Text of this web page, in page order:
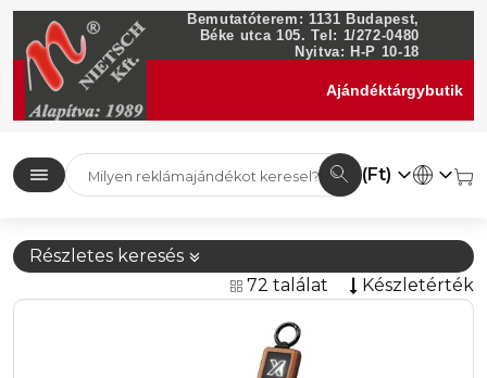
Bemutatóterem: 1131 Budapest,
Béke utca 105. Tel: 1/272-0480
Nyitva: H-P 10-18
Ajándéktárgybutik
(Ft)
Részletes keresés
72 találat
Készletérték